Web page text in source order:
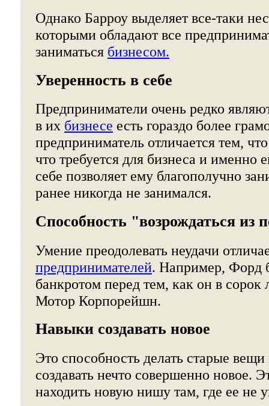
Однако Барроу выделяет все-таки
которыми обладают все
заниматься бизнесом.
Уверенность в себе
Предприниматели очень редко
в их бизнесе есть гораздо более
предприниматель отличается тем,
что требуется для бизнеса и именно
себе позволяет ему благополучно
ранее никогда не занимался.
Способность "возрождаться из
Умение преодолевать неудачи
предпринимателей. Например, Форд
банкротом перед тем, как он в сорок
Мотор Корпорейшн.
Навыки создавать новое
Это способность делать старые
создавать нечто совершенно новое.
находить новую нишу там, где ее не